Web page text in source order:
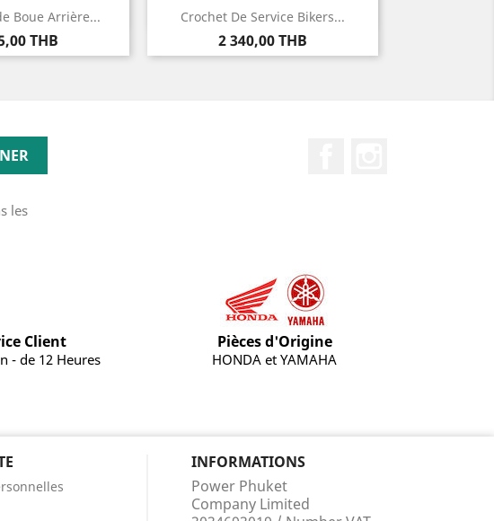
Boue Arrière...
THB
rapide Crochet De Service Bikers...
Prix
2 340,00 THB
Aperçu rapide
les
Client
- de 12 Heures
Pièces d'Origine
HONDA et YAMAHA
INFORMATIONS
Power Phuket
Company Limited